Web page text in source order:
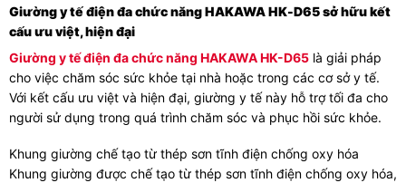
Giường y tế điện đa chức năng HAKAWA HK-D65 sở hữu kết
cấu ưu việt, hiện đại
Giường y tế điện đa chức năng HAKAWA HK-D65là giải pháp
cho việc chăm sóc sức khỏe tại nhà hoặc trong các cơ sở y tế.
Với kết cấu ưu việt và hiện đại, giường y tế này hỗ trợ tối đa cho
người sử dụng trong quá trình chăm sóc và phục hồi sức khỏe.
Khung giường chế tạo từ thép sơn tĩnh điện chống oxy hóa
Khung giường được chế tạo từ thép sơn tĩnh điện chống oxy hóa,